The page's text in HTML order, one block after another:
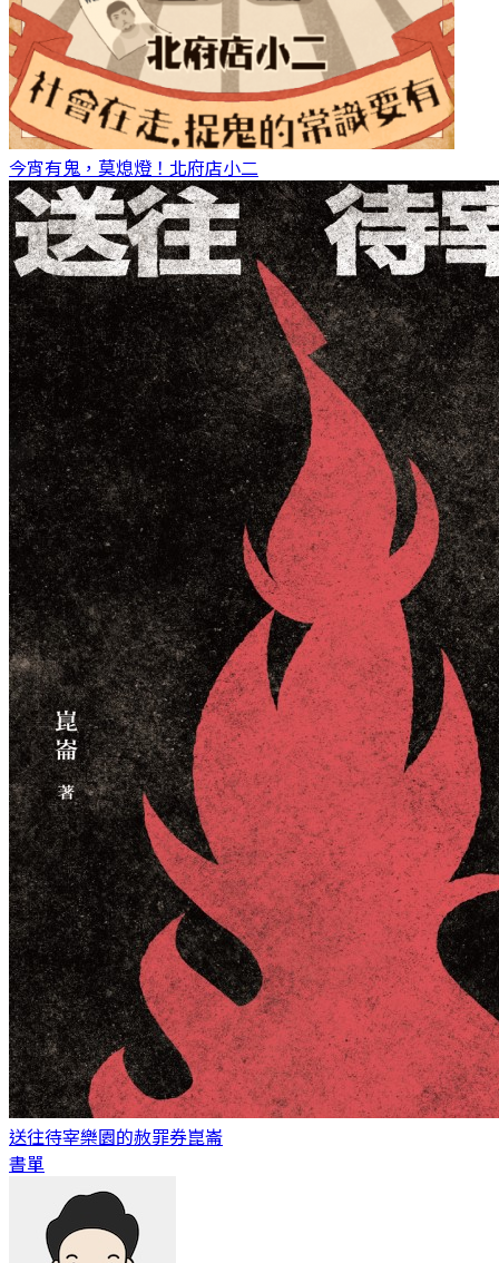
今宵有鬼，莫熄燈！ 北府店小二
送往待宰樂園的赦罪券崑崙
書單